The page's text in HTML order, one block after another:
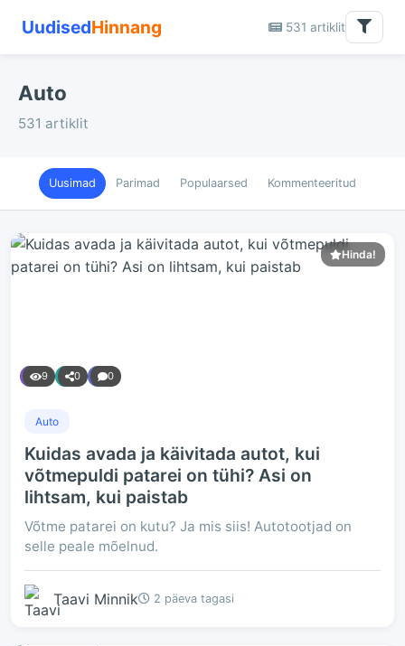
UudisedHinnang 531 artiklit
Auto
531 artiklit
Uusimad Parimad Populaarsed Kommenteeritud
Hinda!
9 0 0
Auto
Kuidas avada ja käivitada autot, kui
võtmepuldi patarei on tühi? Asi on
lihtsam, kui paistab
Võtme patarei on kutu? Ja mis siis! Autotootjad on
selle peale mõelnud.
Taavi Minnik 2 päeva tagasi